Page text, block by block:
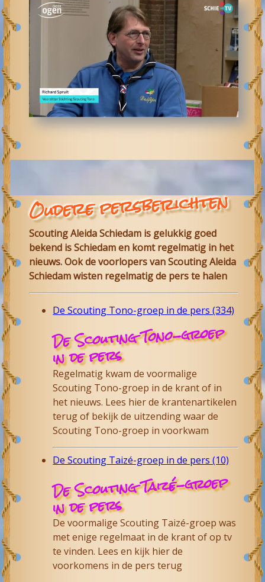
Oudere persberichten
Scouting Aleida Schiedam is gelukkig goed
bekend is Schiedam en komt regelmatig in het
nieuws. Ook de voorlopers van Scouting Aleida
Schiedam wisten regelmatig de pers te halen
De Scouting Tono-groep in de pers (334)
De Scouting Tono-groep
in de pers
Regelmatig kwam de voormalige
Scouting Tono-groep in de krant of in
het nieuws. Lees hier de krantenartikelen
terug of bekijk de uitzending waar de
Scouting Tono-groep in voorkwam
De Scouting Taizé-groep in de pers (10)
De Scouting Taizé-groep
in de pers
De voormalige Scouting Taizé-groep was
met enige regelmaat in de krant of op tv
te vinden. Lees en kijk hier de
voorkomens in de pers terug